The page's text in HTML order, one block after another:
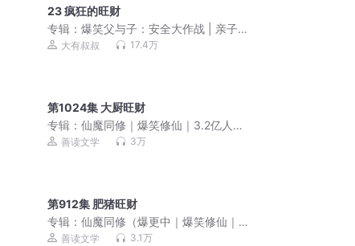
23 疯狂的旺财
专辑：爆笑父与子：安全大作战 | 亲子
笑话 | 儿童睡前故事
大有叔叔 17.4万
第1024集 大厨旺财
专辑：仙魔同修｜爆笑修仙｜3.2亿人气
｜热血｜七弦
善读文学 3万
第912集 肥猪旺财
专辑：仙魔同修（爆更中｜爆笑修仙｜
热血｜周琢岩&七弦）
善读文学 3.1万